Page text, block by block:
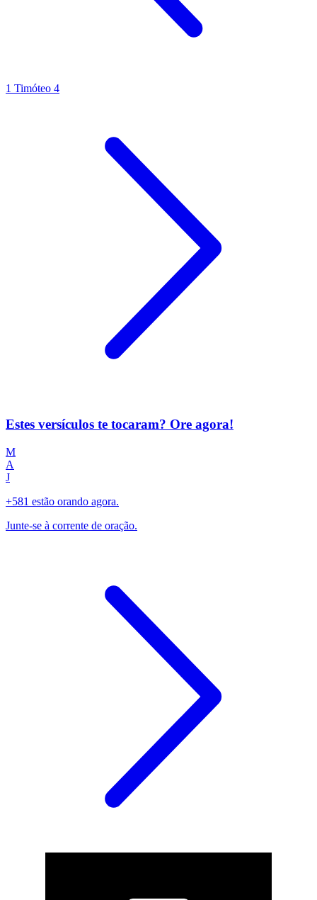
1 Timóteo 4
Estes versículos te tocaram? Ore agora!
M
A
J
+581 estão orando agora.
Junte-se à corrente de oração.